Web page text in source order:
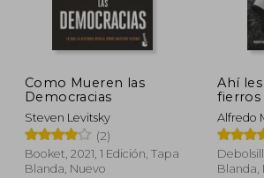
Como Mueren las
Democracias
Steven Levitsky
(2)
Booket, 2021, 1 Edición, Tapa
Blanda, Nuevo
Ahí
fierros
Alfredo
Blanda,